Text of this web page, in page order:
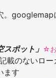
。googlemap
ポット」 ☆
載のないロー
ます